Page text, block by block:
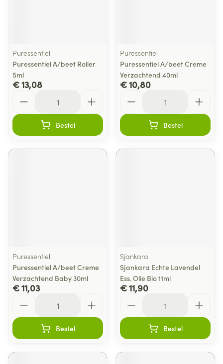
Puressentiel
Puressentiel A/beet Roller
5ml
€ 13,08
Bestel
Puressentiel
Puressentiel A/beet Creme
Verzachtend 40ml
€ 10,80
Bestel
Puressentiel
Puressentiel A/beet Creme
Verzachtend Baby 30ml
€ 11,03
Bestel
Sjankara
Sjankara Echte Lavendel
Ess. Olie Bio 11ml
€ 11,90
Bestel